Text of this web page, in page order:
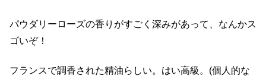
パウダリーローズの香りがすごく深みがあって、なんかス
ゴいぞ！
フランスで調香された精油らしい。はい高級。(個人的な